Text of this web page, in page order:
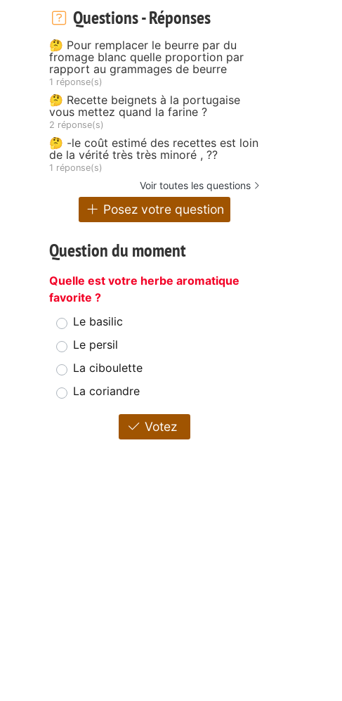
Questions - Réponses
🤔 Pour remplacer le beurre par du
fromage blanc quelle proportion par
rapport au grammages de beurre
1 réponse(s)
🤔 Recette beignets à la portugaise
vous mettez quand la farine ?
2 réponse(s)
🤔 -le coût estimé des recettes est loin
de la vérité très très minoré , ??
1 réponse(s)
Voir toutes les questions
Posez votre question
Question du moment
Quelle est votre herbe aromatique
favorite ?
Le basilic
Le persil
La ciboulette
La coriandre
Votez